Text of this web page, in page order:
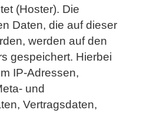
(Hoster). Die
Daten, die auf dieser
werden auf den
gespeichert. Hierbei
IP-Adressen,
und
Vertragsdaten,